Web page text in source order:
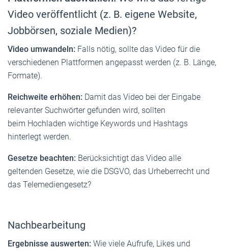
Video veröffentlicht (z. B. eigene Website,
Jobbörsen, soziale Medien)?
Video umwandeln: Falls nötig, sollte das Video für die
verschiedenen Plattformen angepasst werden (z. B. Länge,
Formate).
Reichweite erhöhen: Damit das Video bei der Eingabe
relevanter Suchwörter gefunden wird, sollten
beim Hochladen wichtige Keywords und Hashtags
hinterlegt werden.
Gesetze beachten: Berücksichtigt das Video alle
geltenden Gesetze, wie die DSGVO, das Urheberrecht und
das Telemediengesetz?
Nachbearbeitung
Ergebnisse auswerten: Wie viele Aufrufe, Likes und